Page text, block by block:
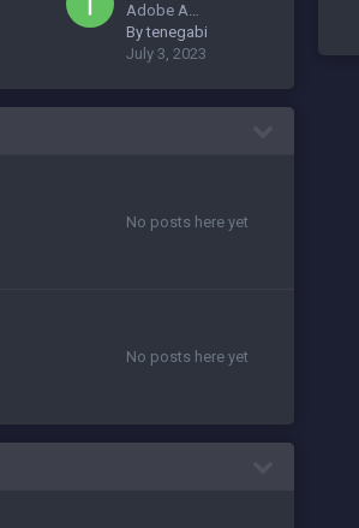
Adobe A…
Bytenegabi
July 3, 2023
No posts here yet
No posts here yet